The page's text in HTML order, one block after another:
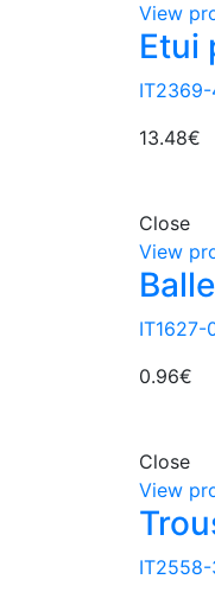
View
Etui
13.48€
Close
View
IT1627-
0.96€
Close
View